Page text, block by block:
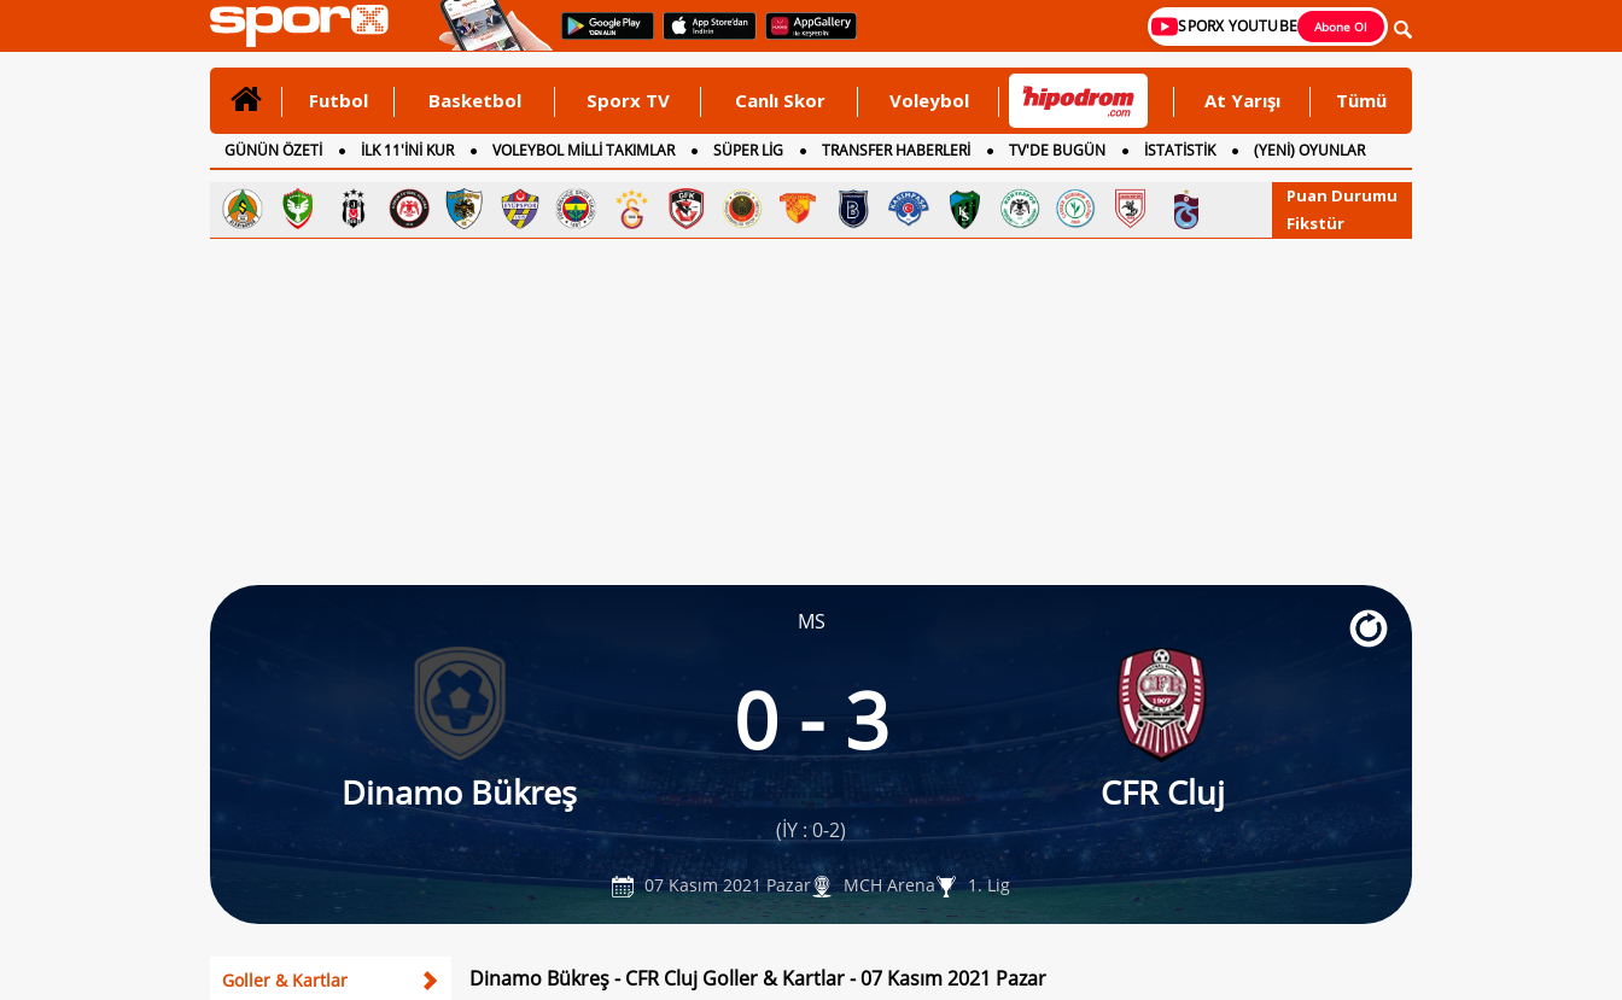
SPORX YOUTUBE Abone Ol
Futbol Basketbol Sporx TV Canlı Skor Voleybol At Yarışı Tümü
GÜNÜN ÖZETİ İLK 11'İNİ KUR VOLEYBOL MİLLİ TAKIMLAR SÜPER LİG TRANSFER HABERLERİ TV'DE BUGÜN İSTATİSTİK
(YENİ) OYUNLAR
CANLI ANLATIM
İNGİLTERE
Puan Durumu
Fikstür
MS
Dinamo Bükreş
0 - 3
CFR Cluj
(İY : 0-2)
07 Kasım 2021 Pazar MCH Arena 1. Lig
Goller & Kartlar Dinamo Bükreş - CFR Cluj Goller & Kartlar - 07 Kasım 2021 Pazar